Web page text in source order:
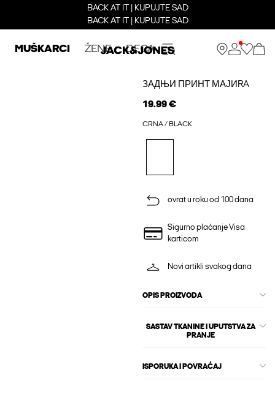
BACK AT IT | KUPUJTE SAD
BACK AT IT | KUPUJTE SAD
MUŠKARCI ŽENE DECA
ЗАДЊИ ПРИНТ МАЈИRA
19.99 €
CRNA / BLACK
ovrat u roku od 100 dana
Sigurno plaćanje Visa
karticom
Novi artikli svakog dana
OPIS PROIZVODA
SASTAV TKANINE I UPUTSTVA ZA
PRANJE
ISPORUKA I POVRAĆAJ